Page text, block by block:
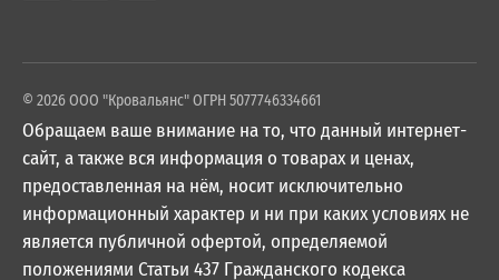
© 2026 ООО "Кровальянс" ОГРН 5077746334661
Обращаем ваше внимание на то, что данный интернет-
сайт, а также вся информация о товарах и ценах,
предоставленная на нём, носит исключительно
информационный характер и ни при каких условиях не
является публичной офертой, определяемой
положениями Статьи 437 Гражданского кодекса